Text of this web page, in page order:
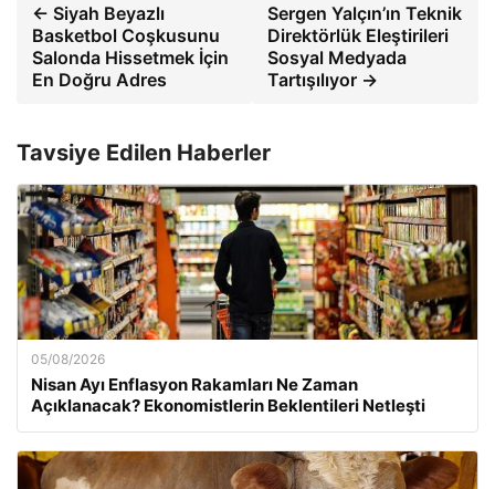
← Siyah Beyazlı
Basketbol Coşkusunu
Salonda Hissetmek İçin
En Doğru Adres
Sergen Yalçın’ın Teknik
Direktörlük Eleştirileri
Sosyal Medyada
Tartışılıyor →
Tavsiye Edilen Haberler
05/08/2026
Nisan Ayı Enflasyon Rakamları Ne Zaman
Açıklanacak? Ekonomistlerin Beklentileri Netleşti